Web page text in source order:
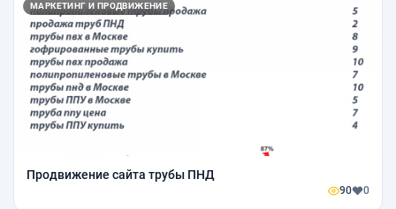
МАРКЕТИНГ И ПРОДВИЖЕНИЕ
Продвижение сайта трубы ПНД
90 0